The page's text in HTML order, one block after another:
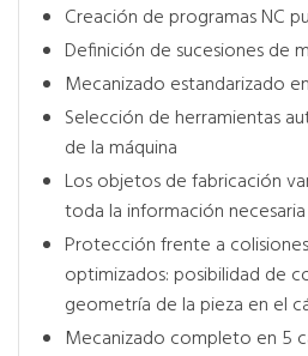
Creación de programas NC
Definición de sucesiones de
Mecanizado estandarizado
Selección de herramientas
de la máquina
Los objetos de fabricación
toda la información necesaria
Protección frente a
optimizados: posibilidad de
geometría de la pieza en el
Mecanizado completo en 5